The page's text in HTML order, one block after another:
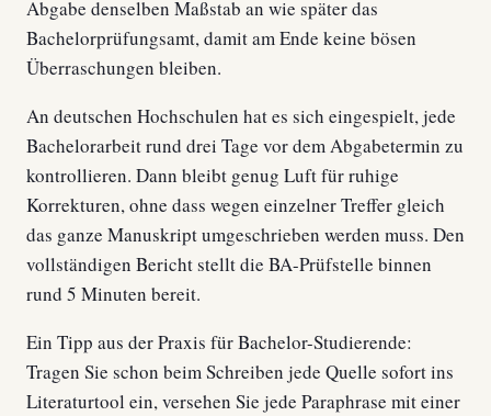
Abgabe denselben Maßstab an wie später das
Bachelorprüfungsamt, damit am Ende keine bösen
Überraschungen bleiben.
An deutschen Hochschulen hat es sich eingespielt, jede
Bachelorarbeit rund drei Tage vor dem Abgabetermin zu
kontrollieren. Dann bleibt genug Luft für ruhige
Korrekturen, ohne dass wegen einzelner Treffer gleich
das ganze Manuskript umgeschrieben werden muss. Den
vollständigen Bericht stellt die BA-Prüfstelle binnen
rund 5 Minuten bereit.
Ein Tipp aus der Praxis für Bachelor-Studierende:
Tragen Sie schon beim Schreiben jede Quelle sofort ins
Literaturtool ein, versehen Sie jede Paraphrase mit einer